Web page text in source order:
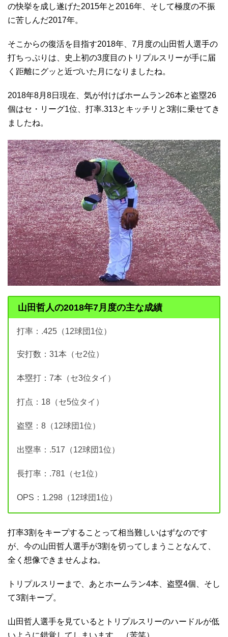
の快挙を成し遂げた2015年と2016年、そして極度の不振
に苦しんだ2017年。
そこからの復活を目指す2018年、7月度の山田哲人選手の
打ちっぷりは、史上初の3度目のトリプルスリーが手に届
く距離にグッと近づいた月になりましたね。
2018年8月8日現在、気が付けばホームラン26本と盗塁26
個はセ・リーグ1位、打率.313とキッチリと3割に乗せてき
ましたね。
山田哲人の2018年7月度の主な成績
打率：.425（12球団1位）
安打数：31本（セ2位）
本塁打：7本（セ3位タイ）
打点：18（セ5位タイ）
盗塁：8（12球団1位）
出塁率：.517（12球団1位）
長打率：.781（セ1位）
OPS：1.298（12球団1位）
打率3割をキープすることって相当難しいはずなのです
が、今の山田哲人選手が3割を切ってしまうことなんて、
全く想像できませんよね。
トリプルスリーまで、あとホームラン4本、盗塁4個、そし
て3割キープ。
山田哲人選手を見ているとトリプルスリーのハードルが低
いように錯覚してしまいます…（苦笑）